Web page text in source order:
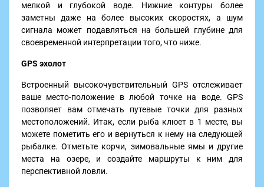
мелкой и глубокой воде. Нижние контуры более
заметны даже на более высоких скоростях, а шум
сигнала может подавляться на большей глубине для
своевременной интерпретации того, что ниже.
GPS эхолот
Встроенный высокочувствительный GPS отслеживает
ваше место-положение в любой точке на воде. GPS
позволяет вам отмечать путевые точки для разных
местоположений. Итак, если рыба клюет в 1 месте, вы
можете пометить его и вернуться к нему на следующей
рыбалке. Отметьте корчи, зимовальные ямы и другие
места на озере, и создайте маршруты к ним для
перспективной ловли.